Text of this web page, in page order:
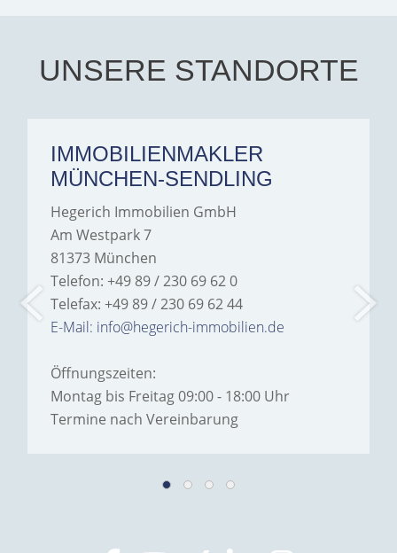
Hegerich Immobilien to
anyone looking for a home.
UNSERE STANDORTE
IMMOBILIENMAKLER
MÜNCHEN-SENDLING
Hegerich Immobilien GmbH
Am Westpark 7
81373 München
Telefon: +49 89 / 230 69 62 0
Telefax: +49 89 / 230 69 62 44
E-Mail: info@hegerich-immobilien.de
Öffnungszeiten:
Montag bis Freitag 09:00 - 18:00 Uhr
Termine nach Vereinbarung